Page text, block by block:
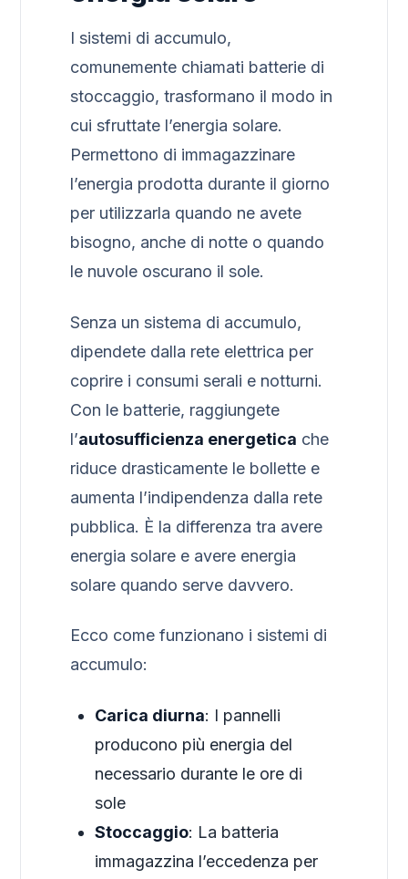
I sistemi di accumulo,
comunemente chiamati batterie di
stoccaggio, trasformano il modo in
cui sfruttate l’energia solare.
Permettono di immagazzinare
l’energia prodotta durante il giorno
per utilizzarla quando ne avete
bisogno, anche di notte o quando
le nuvole oscurano il sole.
Senza un sistema di accumulo,
dipendete dalla rete elettrica per
coprire i consumi serali e notturni.
Con le batterie, raggiungete
l’autosufficienza energetica che
riduce drasticamente le bollette e
aumenta l’indipendenza dalla rete
pubblica. È la differenza tra avere
energia solare e avere energia
solare quando serve davvero.
Ecco come funzionano i sistemi di
accumulo:
Carica diurna: I pannelli
producono più energia del
necessario durante le ore di
sole
Stoccaggio: La batteria
immagazzina l’eccedenza per